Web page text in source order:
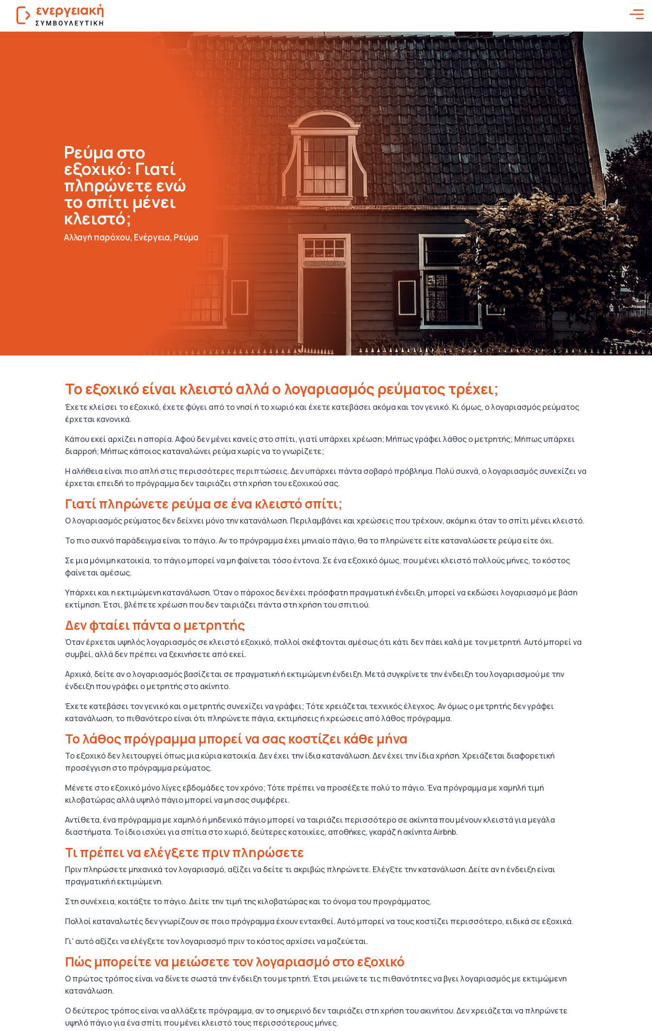
Ρεύμα στο
εξοχικό: Γιατί
πληρώνετε ενώ
το σπίτι μένει
κλειστό;
Αλλαγή παρόχου, Ενέργεια, Ρεύμα
Το εξοχικό είναι κλειστό αλλά ο λογαριασμός ρεύματος τρέχει;
Έχετε κλείσει το εξοχικό, έχετε φύγει από το νησί ή το χωριό και έχετε κατεβάσει ακόμα και τον γενικό. Κι όμως, ο λογαριασμός ρεύματος
έρχεται κανονικά.
Κάπου εκεί αρχίζει η απορία. Αφού δεν μένει κανείς στο σπίτι, γιατί υπάρχει χρέωση; Μήπως γράφει λάθος ο μετρητής; Μήπως υπάρχει
διαρροή; Μήπως κάποιος καταναλώνει ρεύμα χωρίς να το γνωρίζετε;
Η αλήθεια είναι πιο απλή στις περισσότερες περιπτώσεις. Δεν υπάρχει πάντα σοβαρό πρόβλημα. Πολύ συχνά, ο λογαριασμός συνεχίζει να
έρχεται επειδή το πρόγραμμα δεν ταιριάζει στη χρήση του εξοχικού σας.
Γιατί πληρώνετε ρεύμα σε ένα κλειστό σπίτι;
Ο λογαριασμός ρεύματος δεν δείχνει μόνο την κατανάλωση. Περιλαμβάνει και χρεώσεις που τρέχουν, ακόμη κι όταν το σπίτι μένει κλειστό.
Το πιο συχνό παράδειγμα είναι το πάγιο. Αν το πρόγραμμα έχει μηνιαίο πάγιο, θα το πληρώνετε είτε καταναλώσετε ρεύμα είτε όχι.
Σε μια μόνιμη κατοικία, το πάγιο μπορεί να μη φαίνεται τόσο έντονα. Σε ένα εξοχικό όμως, που μένει κλειστό πολλούς μήνες, το κόστος
φαίνεται αμέσως.
Υπάρχει και η εκτιμώμενη κατανάλωση. Όταν ο πάροχος δεν έχει πρόσφατη πραγματική ένδειξη, μπορεί να εκδώσει λογαριασμό με βάση
εκτίμηση. Έτσι, βλέπετε χρέωση που δεν ταιριάζει πάντα στη χρήση του σπιτιού.
Δεν φταίει πάντα ο μετρητής
Όταν έρχεται υψηλός λογαριασμός σε κλειστό εξοχικό, πολλοί σκέφτονται αμέσως ότι κάτι δεν πάει καλά με τον μετρητή. Αυτό μπορεί να
συμβεί, αλλά δεν πρέπει να ξεκινήσετε από εκεί.
Αρχικά, δείτε αν ο λογαριασμός βασίζεται σε πραγματική ή εκτιμώμενη ένδειξη. Μετά συγκρίνετε την ένδειξη του λογαριασμού με την
ένδειξη που γράφει ο μετρητής στο ακίνητο.
Έχετε κατεβάσει τον γενικό και ο μετρητής συνεχίζει να γράφει; Τότε χρειάζεται τεχνικός έλεγχος. Αν όμως ο μετρητής δεν γράφει
κατανάλωση, το πιθανότερο είναι ότι πληρώνετε πάγια, εκτιμήσεις ή χρεώσεις από λάθος πρόγραμμα.
Το λάθος πρόγραμμα μπορεί να σας κοστίζει κάθε μήνα
Το εξοχικό δεν λειτουργεί όπως μια κύρια κατοικία. Δεν έχει την ίδια κατανάλωση. Δεν έχει την ίδια χρήση. Χρειάζεται διαφορετική
προσέγγιση στο πρόγραμμα ρεύματος.
Μένετε στο εξοχικό μόνο λίγες εβδομάδες τον χρόνο; Τότε πρέπει να προσέξετε πολύ το πάγιο. Ένα πρόγραμμα με χαμηλή τιμή
κιλοβατώρας αλλά υψηλό πάγιο μπορεί να μη σας συμφέρει.
Αντίθετα, ένα πρόγραμμα με χαμηλό ή μηδενικό πάγιο μπορεί να ταιριάζει περισσότερο σε ακίνητα που μένουν κλειστά για μεγάλα
διαστήματα. Το ίδιο ισχύει για σπίτια στο χωριό, δεύτερες κατοικίες, αποθήκες, γκαράζ ή ακίνητα Airbnb.
Τι πρέπει να ελέγξετε πριν πληρώσετε
Πριν πληρώσετε μηχανικά τον λογαριασμό, αξίζει να δείτε τι ακριβώς πληρώνετε. Ελέγξτε την κατανάλωση. Δείτε αν η ένδειξη είναι
πραγματική ή εκτιμώμενη.
Στη συνέχεια, κοιτάξτε το πάγιο. Δείτε την τιμή της κιλοβατώρας και το όνομα του προγράμματος.
Πολλοί καταναλωτές δεν γνωρίζουν σε ποιο πρόγραμμα έχουν ενταχθεί. Αυτό μπορεί να τους κοστίζει περισσότερο, ειδικά σε εξοχικά.
Γι’ αυτό αξίζει να ελέγξετε τον λογαριασμό πριν το κόστος αρχίσει να μαζεύεται.
Πώς μπορείτε να μειώσετε τον λογαριασμό στο εξοχικό
Ο πρώτος τρόπος είναι να δίνετε σωστά την ένδειξη του μετρητή. Έτσι μειώνετε τις πιθανότητες να βγει λογαριασμός με εκτιμώμενη
κατανάλωση.
Ο δεύτερος τρόπος είναι να αλλάξετε πρόγραμμα, αν το σημερινό δεν ταιριάζει στη χρήση του ακινήτου. Δεν χρειάζεται να πληρώνετε
υψηλό πάγιο για ένα σπίτι που μένει κλειστό τους περισσότερους μήνες.